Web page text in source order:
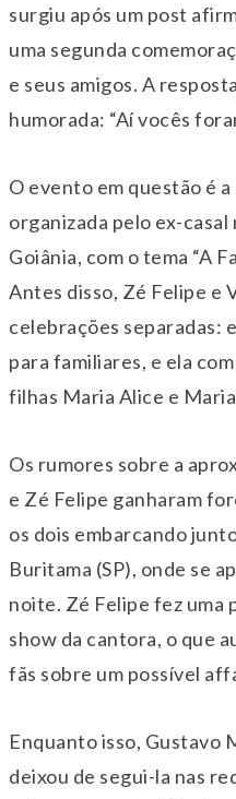
surgiu após um post
uma segunda
e seus amigos. A
humorada: “Aí vocês
O evento em questão é
organizada pelo ex-
Goiânia, com o tema “A
Antes disso, Zé Felipe e
celebrações separadas:
para familiares, e ela
filhas Maria Alice e
Os rumores sobre a
e Zé Felipe ganharam
os dois embarcando
Buritama (SP), onde se
noite. Zé Felipe fez uma
show da cantora, o que
fãs sobre um possível
Enquanto isso, Gustavo
deixou de segui-la nas